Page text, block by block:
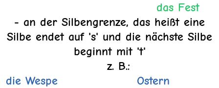
das Fest
- an der Silbengrenze, das heißt eine
Silbe endet auf 's' und die nächste Silbe
beginnt mit 't'
z. B.:
die Wespe Ostern